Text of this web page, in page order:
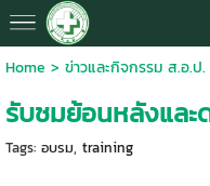
Home > ข่าวและกิจกรรม ส.อ.ป.
รับชมย้อนหลังและ
Tags: อบรม, training